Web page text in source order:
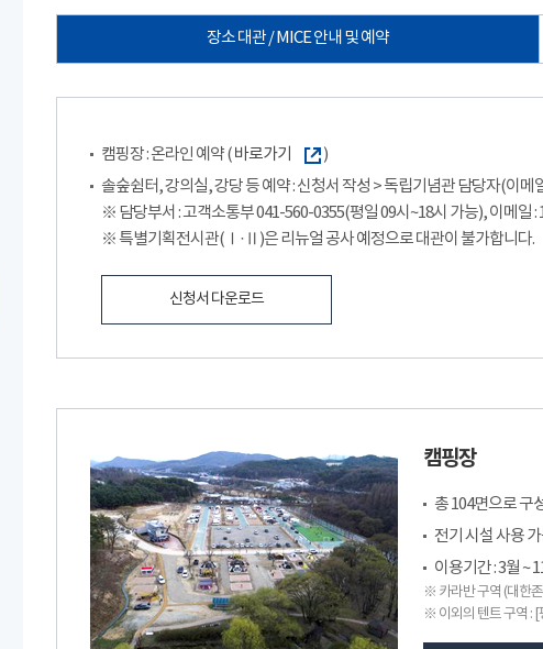
장소 대관 / MICE 안내 및 예약
캠핑장 : 온라인 예약 (바로가기
)
솔숲쉼터, 강의실, 강당 등 예약 : 신청서 작성 > 독립기념관 담당자(이메
※ 담당부서 : 고객소통부 041-560-0355(평일 09시~18시 가능), 이메일 :
※ 특별기획전시관(Ⅰ·Ⅱ)은 리뉴얼 공사 예정으로 대관이 불가합니다.
신청서 다운로드
캠핑장
총 104면으로 구
전기 시설 사용
이용기간 : 3월 ~
※ 카라반 구역 (대한
※ 이외의 텐트 구역 : [